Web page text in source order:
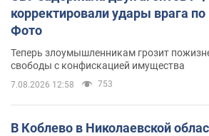
корректировали удары врага
Фото
Теперь злоумышленникам грозит
свободы с конфискацией имущества
7.08.2026 12:58 753
В Коблево в Николаевской